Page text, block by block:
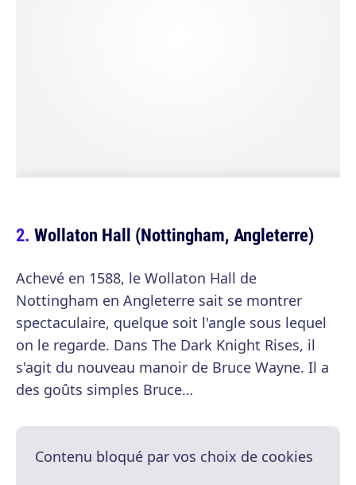
Wollaton Hall (Nottingham, Angleterre)
Achevé en 1588, le Wollaton Hall de
Nottingham en Angleterre sait se montrer
spectaculaire, quelque soit l'angle sous lequel
on le regarde. Dans The Dark Knight Rises, il
s'agit du nouveau manoir de Bruce Wayne. Il a
des goûts simples Bruce…
Contenu bloqué par vos choix de cookies